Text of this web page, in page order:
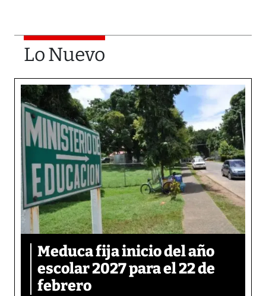
Lo Nuevo
Meduca fija inicio del año
escolar 2027 para el 22 de
febrero